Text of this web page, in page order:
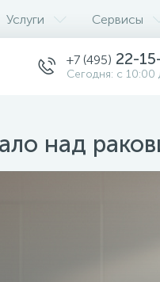
Услуги Сервисы
+7 (495) 22-
Сегодня: с 10:00
над